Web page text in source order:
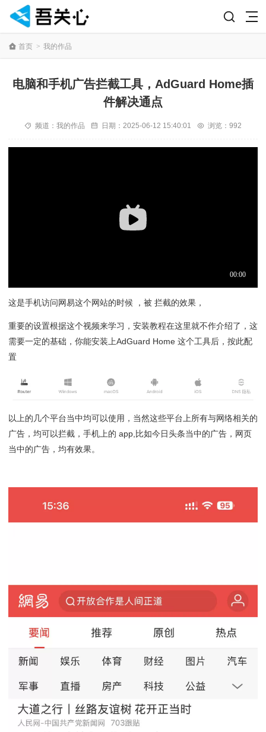
首页 > 我的作品
电脑和手机广告拦截工具，AdGuard Home插
件解决通点
频道： 我的作品 日期： 2025-06-12 15:40:01 浏览：992
这是手机访问网易这个网站的时候 ，被 拦截的效果，
重要的设置根据这个视频来学习，安装教程在这里就不作介绍了，这
需要一定的基础，你能安装上AdGuard Home 这个工具后，按此配
置
以上的几个平台当中均可以使用，当然这些平台上所有与网络相关的
广告，均可以拦截，手机上的 app,比如今日头条当中的广告，网页
当中的广告，均有效果。